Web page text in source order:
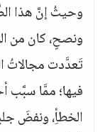
وحيثُ إنَّ هذا
ونصحٍ، كان من
تَعدَّدت مجالاتُ
فيها؛ ممَّا سبَّب
الخطأِ، ونفضَ